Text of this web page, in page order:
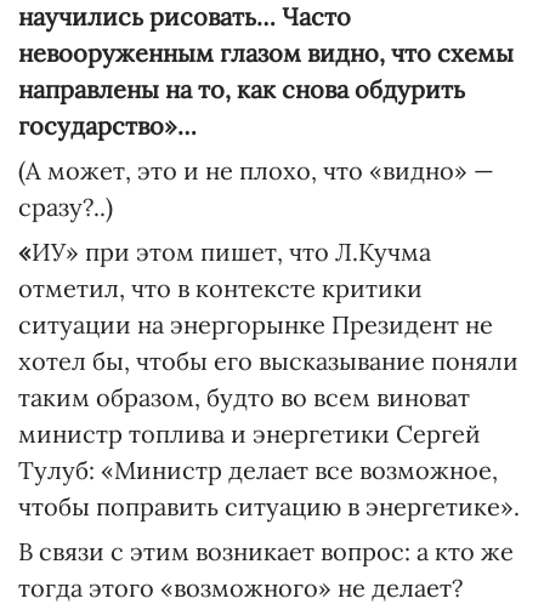
научились рисовать… Часто
невооруженным глазом видно, что схемы
направлены на то, как снова обдурить
государство»…
(А может, это и не плохо, что «видно» —
сразу?..)
«ИУ» при этом пишет, что Л.Кучма
отметил, что в контексте критики
ситуации на энергорынке Президент не
хотел бы, чтобы его высказывание поняли
таким образом, будто во всем виноват
министр топлива и энергетики Сергей
Тулуб: «Министр делает все возможное,
чтобы поправить ситуацию в энергетике».
В связи с этим возникает вопрос: а кто же
тогда этого «возможного» не делает?